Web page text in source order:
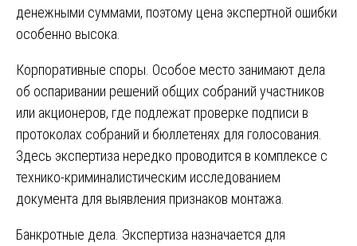
денежными суммами, поэтому цена экспертной ошибки
особенно высока.
Корпоративные споры. Особое место занимают дела
об оспаривании решений общих собраний участников
или акционеров, где подлежат проверке подписи в
протоколах собраний и бюллетенях для голосования.
Здесь экспертиза нередко проводится в комплексе с
технико-криминалистическим исследованием
документа для выявления признаков монтажа.
Банкротные дела. Экспертиза назначается для